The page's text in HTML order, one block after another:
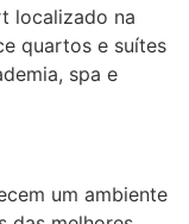
localizado na
quartos e suítes
spa e
um ambiente